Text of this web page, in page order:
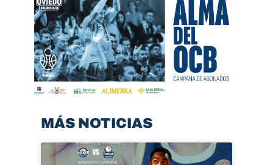
MÁS NOTICIAS